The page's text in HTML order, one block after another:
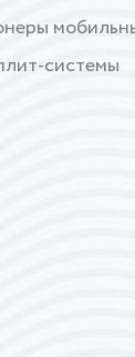
системы